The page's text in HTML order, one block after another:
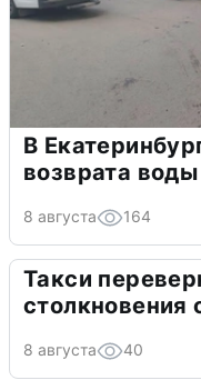
В
возврата воды
8 августа 164
Такси
столкновения
8 августа 40